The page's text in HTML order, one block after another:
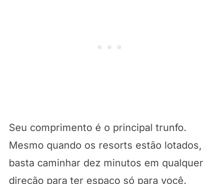
Seu comprimento é o principal trunfo.
Mesmo quando os resorts estão lotados,
basta caminhar dez minutos em qualquer
direção para ter espaço só para você.